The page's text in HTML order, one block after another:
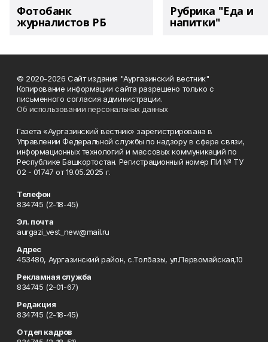
Фотобанк
журналистов РБ
Рубрика "Еда и
напитки"
© 2020-2026 Сайт издания "Аургазинский вестник"
Копирование информации сайта разрешено только с
письменного согласия администрации.
Об использовании персональных данных
Газета «Аургазинский вестник» зарегистрирована в
Управлении Федеральной службы по надзору в сфере связи,
информационных технологий и массовых коммуникаций по
Республике Башкортостан. Регистрационный номер ПИ № ТУ
02 - 01747 от 19.05.2025 г.
Телефон
834745 (2-18-45)
Эл. почта
aurgazi_vest_new@mail.ru
Адрес
453480, Аургазинский район, с.Толбазы, ул.Первомайская,10
Рекламная служба
834745 (2-01-67)
Редакция
834745 (2-18-45)
Отдел кадров